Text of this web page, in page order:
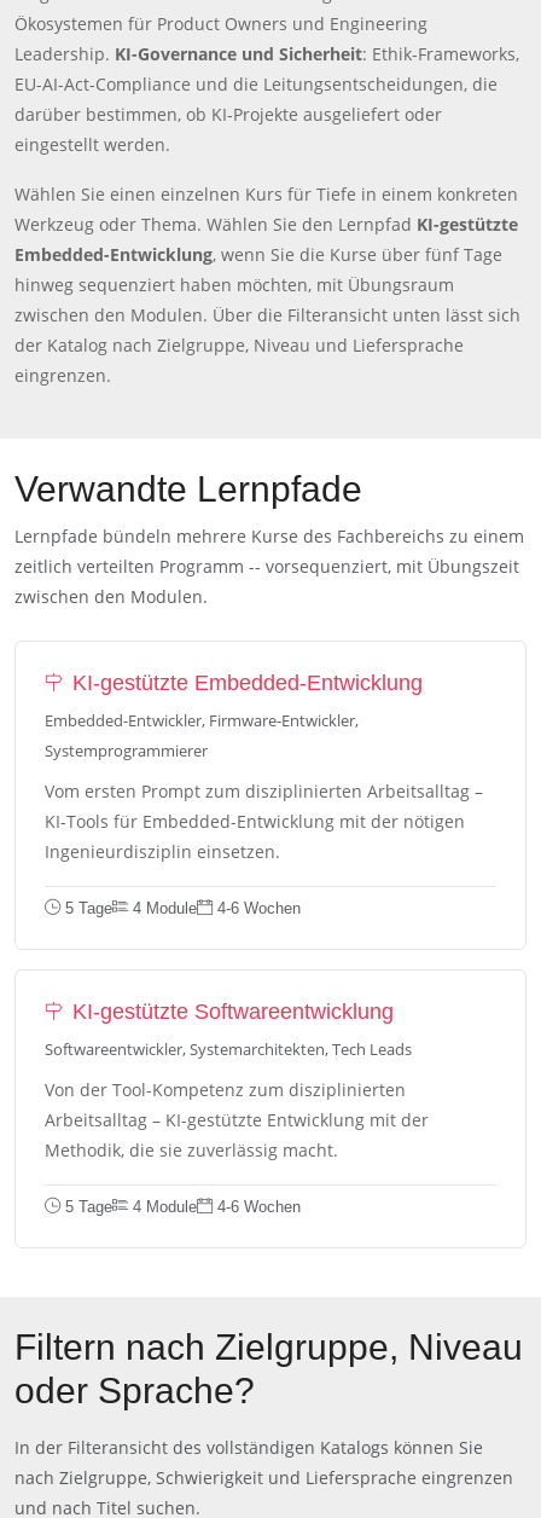
Ökosystemen für Product Owners und Engineering
Leadership. KI-Governance und Sicherheit: Ethik-Frameworks,
EU-AI-Act-Compliance und die Leitungsentscheidungen, die
darüber bestimmen, ob KI-Projekte ausgeliefert oder
eingestellt werden.
Wählen Sie einen einzelnen Kurs für Tiefe in einem konkreten
Werkzeug oder Thema. Wählen Sie den Lernpfad KI-gestützte
Embedded-Entwicklung, wenn Sie die Kurse über fünf Tage
hinweg sequenziert haben möchten, mit Übungsraum
zwischen den Modulen. Über die Filteransicht unten lässt sich
der Katalog nach Zielgruppe, Niveau und Liefersprache
eingrenzen.
Verwandte Lernpfade
Lernpfade bündeln mehrere Kurse des Fachbereichs zu einem
zeitlich verteilten Programm -- vorsequenziert, mit Übungszeit
zwischen den Modulen.
KI-gestützte Embedded-Entwicklung
Embedded-Entwickler, Firmware-Entwickler,
Systemprogrammierer
Vom ersten Prompt zum disziplinierten Arbeitsalltag –
KI-Tools für Embedded-Entwicklung mit der nötigen
Ingenieurdisziplin einsetzen.
5 Tage 4 Module 4-6 Wochen
KI-gestützte Softwareentwicklung
Softwareentwickler, Systemarchitekten, Tech Leads
Von der Tool-Kompetenz zum disziplinierten
Arbeitsalltag – KI-gestützte Entwicklung mit der
Methodik, die sie zuverlässig macht.
5 Tage 4 Module 4-6 Wochen
Filtern nach Zielgruppe, Niveau
oder Sprache?
In der Filteransicht des vollständigen Katalogs können Sie
nach Zielgruppe, Schwierigkeit und Liefersprache eingrenzen
und nach Titel suchen.